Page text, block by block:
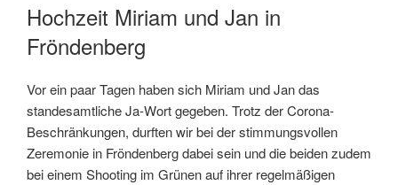
Hochzeit Miriam und Jan in
Fröndenberg
Vor ein paar Tagen haben sich Miriam und Jan das
standesamtliche Ja-Wort gegeben. Trotz der Corona-
Beschränkungen, durften wir bei der stimmungsvollen
Zeremonie in Fröndenberg dabei sein und die beiden zudem
bei einem Shooting im Grünen auf ihrer regelmäßigen